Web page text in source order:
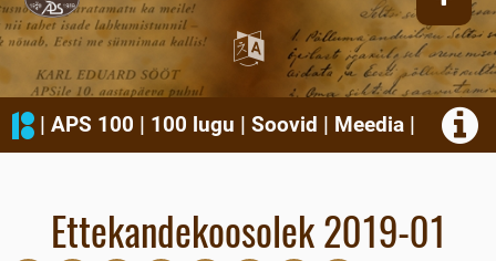
| APS 100 | 100 lugu | Soovid | Meedia|
Ettekandekoosolek 2019-01